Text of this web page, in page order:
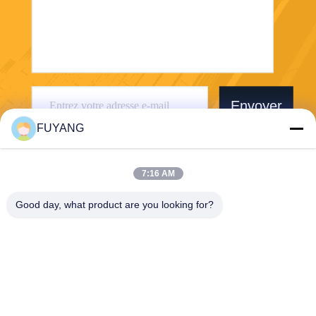
Envoyer
Shenzhen FUYANG Technology Group Co.
FUYANG
7:16 AM
Good day, what product are you looking for?